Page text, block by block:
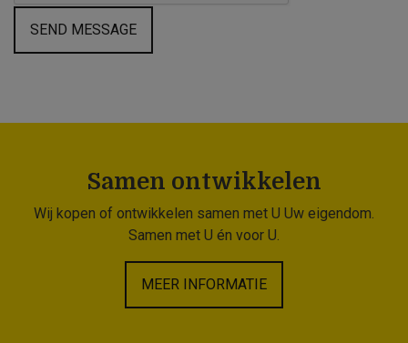
SEND MESSAGE
Samen ontwikkelen
Wij kopen of ontwikkelen samen met U Uw eigendom.
Samen met U én voor U.
MEER INFORMATIE